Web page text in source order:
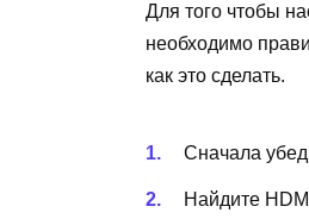
Для того чтобы
необходимо
как это сделать.
Сначала
Найдите